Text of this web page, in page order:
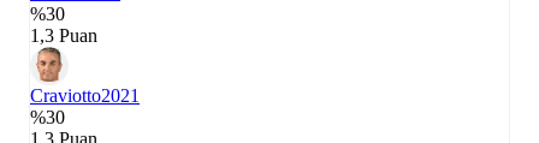
%30
1,3 Puan
Craviotto2021
%30
1,3 Puan